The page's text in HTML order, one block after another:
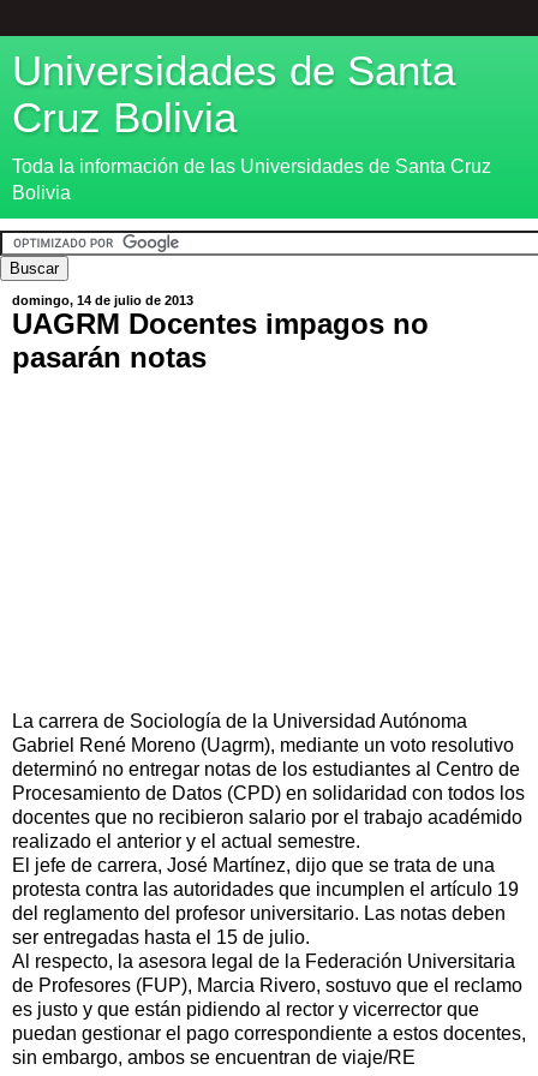
Universidades de Santa
Cruz Bolivia
Toda la información de las Universidades de Santa Cruz
Bolivia
domingo, 14 de julio de 2013
UAGRM Docentes impagos no
pasarán notas
La carrera de Sociología de la Universidad Autónoma
Gabriel René Moreno (Uagrm), mediante un voto resolutivo
determinó no entregar notas de los estudiantes al Centro de
Procesamiento de Datos (CPD) en solidaridad con todos los
docentes que no recibieron salario por el trabajo académido
realizado el anterior y el actual semestre.
El jefe de carrera, José Martínez, dijo que se trata de una
protesta contra las autoridades que incumplen el artículo 19
del reglamento del profesor universitario. Las notas deben
ser entregadas hasta el 15 de julio.
Al respecto, la asesora legal de la Federación Universitaria
de Profesores (FUP), Marcia Rivero, sostuvo que el reclamo
es justo y que están pidiendo al rector y vicerrector que
puedan gestionar el pago correspondiente a estos docentes,
sin embargo, ambos se encuentran de viaje/RE